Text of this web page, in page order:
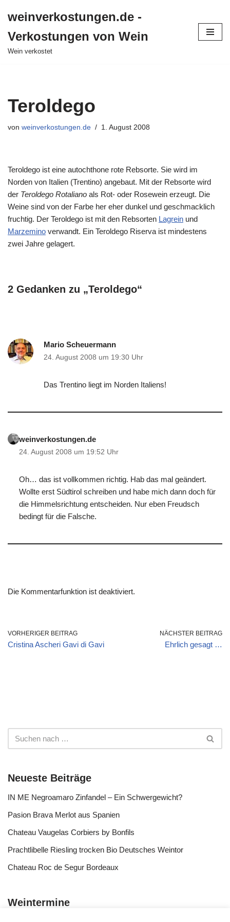
Inhalt
springen
weinverkostungen.de -
Verkostungen von Wein
Wein verkostet
Teroldego
von weinverkostungen.de 1. August 2008
Teroldego ist eine autochthone rote Rebsorte. Sie wird im
Norden von Italien (Trentino) angebaut. Mit der Rebsorte wird
der Teroldego Rotaliano als Rot- oder Rosewein erzeugt. Die
Weine sind von der Farbe her eher dunkel und geschmacklich
fruchtig. Der Teroldego ist mit den Rebsorten Lagrein und
Marzemino verwandt. Ein Teroldego Riserva ist mindestens
zwei Jahre gelagert.
2 Gedanken zu „Teroldego“
Mario Scheuermann
24. August 2008 um 19:30 Uhr
Das Trentino liegt im Norden Italiens!
weinverkostungen.de
24. August 2008 um 19:52 Uhr
Oh… das ist vollkommen richtig. Hab das mal geändert.
Wollte erst Südtirol schreiben und habe mich dann doch für
die Himmelsrichtung entscheiden. Nur eben Freudsch
bedingt für die Falsche.
Die Kommentarfunktion ist deaktiviert.
VORHERIGER BEITRAG
Cristina Ascheri Gavi di Gavi
NÄCHSTER BEITRAG
Ehrlich gesagt …
Neueste Beiträge
IN ME Negroamaro Zinfandel – Ein Schwergewicht?
Pasion Brava Merlot aus Spanien
Chateau Vaugelas Corbiers by Bonfils
Prachtlibelle Riesling trocken Bio Deutsches Weintor
Chateau Roc de Segur Bordeaux
Weintermine